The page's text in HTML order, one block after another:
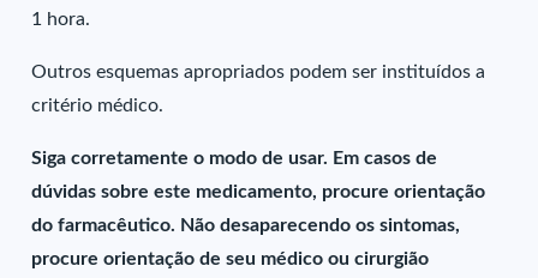
1 hora.
Outros esquemas apropriados podem ser instituídos a
critério médico.
Siga corretamente o modo de usar. Em casos de
dúvidas sobre este medicamento, procure orientação
do farmacêutico. Não desaparecendo os sintomas,
procure orientação de seu médico ou cirurgião